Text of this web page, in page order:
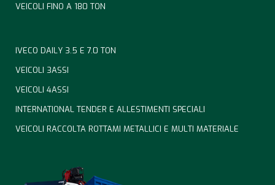
VEICOLI FINO A 180 TON
IVECO DAILY 3.5 E 7.0 TON
VEICOLI 3ASSI
VEICOLI 4ASSI
INTERNATIONAL TENDER E ALLESTIMENTI SPECIALI
VEICOLI RACCOLTA ROTTAMI METALLICI E MULTI MATERIALE